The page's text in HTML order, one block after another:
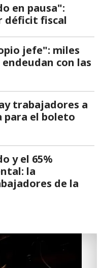
en pausa":
déficit fiscal
jefe": miles
con las
trabajadores a
para el boleto
y el 65%
la
de la